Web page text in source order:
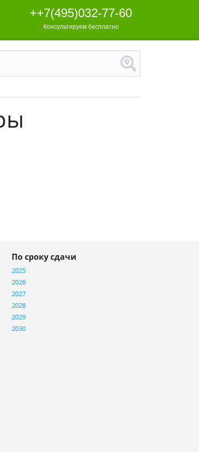
++7(495)032-77-60
Консультируем бесплатно
По сроку сдачи
2025
2026
2027
2028
2029
2030